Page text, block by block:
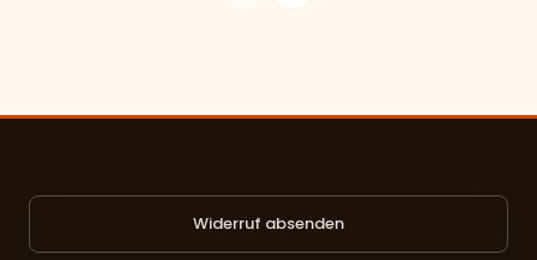
Widerruf absenden